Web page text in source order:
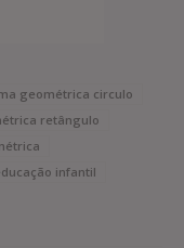
geométrica circulo
retângulo
infantil